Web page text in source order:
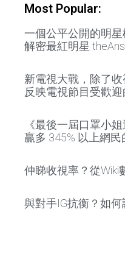
Most Popular:
一個公平公開的明
解密最紅明星
新電視大戰，除了
反映電視節目受歡迎
《最後一屆口罩小
贏多 345% 以上網
仲睇收視率？從Wiki
與對手IG抗衡？如何